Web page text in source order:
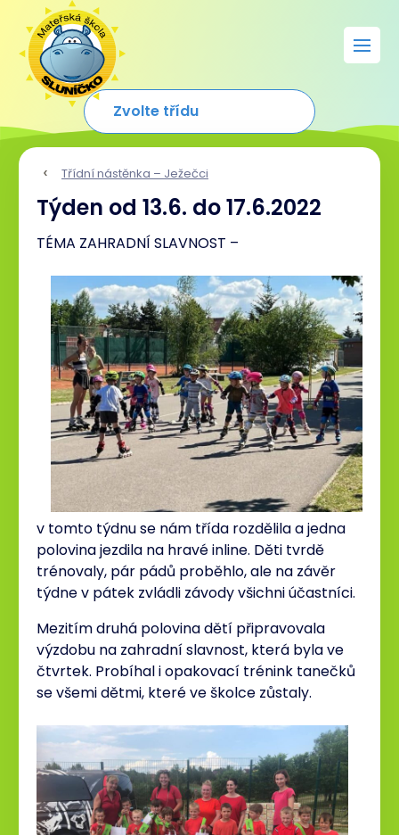
Třídní nástěnka – Ježečci
Týden od 13.6. do 17.6.2022
TÉMA ZAHRADNÍ SLAVNOST –
v tomto týdnu se nám třída rozdělila a jedna
polovina jezdila na hravé inline. Děti tvrdě
trénovaly, pár pádů proběhlo, ale na závěr
týdne v pátek zvládli závody všichni účastníci.
Mezitím druhá polovina dětí připravovala
výzdobu na zahradní slavnost, která byla ve
čtvrtek. Probíhal i opakovací trénink tanečků
se všemi dětmi, které ve školce zůstaly.